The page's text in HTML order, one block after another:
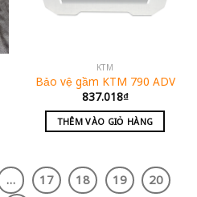
KTM
Bảo vệ gầm KTM 790 ADV
837.018₫
THÊM VÀO GIỎ HÀNG
… 17 18 19 20